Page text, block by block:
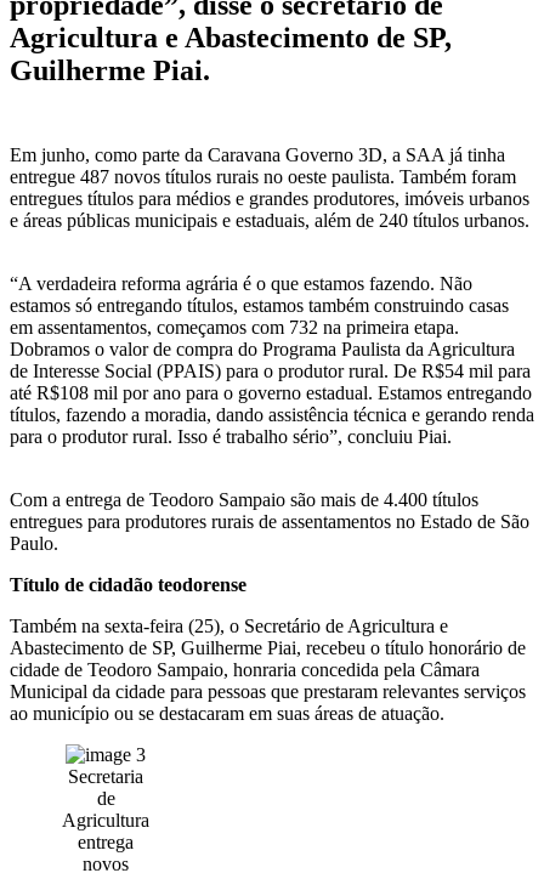
Agricultura e Abastecimento de SP,
Guilherme Piai.
Em junho, como parte da Caravana Governo 3D, a SAA já tinha
entregue 487 novos títulos rurais no oeste paulista. Também foram
entregues títulos para médios e grandes produtores, imóveis urbanos
e áreas públicas municipais e estaduais, além de 240 títulos urbanos.
“A verdadeira reforma agrária é o que estamos fazendo. Não
estamos só entregando títulos, estamos também construindo casas
em assentamentos, começamos com 732 na primeira etapa.
Dobramos o valor de compra do Programa Paulista da Agricultura
de Interesse Social (PPAIS) para o produtor rural. De R$54 mil para
até R$108 mil por ano para o governo estadual. Estamos entregando
títulos, fazendo a moradia, dando assistência técnica e gerando renda
para o produtor rural. Isso é trabalho sério”, concluiu Piai.
Com a entrega de Teodoro Sampaio são mais de 4.400 títulos
entregues para produtores rurais de assentamentos no Estado de São
Paulo.
Título de cidadão teodorense
Também na sexta-feira (25), o Secretário de Agricultura e
Abastecimento de SP, Guilherme Piai, recebeu o título honorário de
cidade de Teodoro Sampaio, honraria concedida pela Câmara
Municipal da cidade para pessoas que prestaram relevantes serviços
ao município ou se destacaram em suas áreas de atuação.
Secretaria
de
Agricultura
entrega
novos